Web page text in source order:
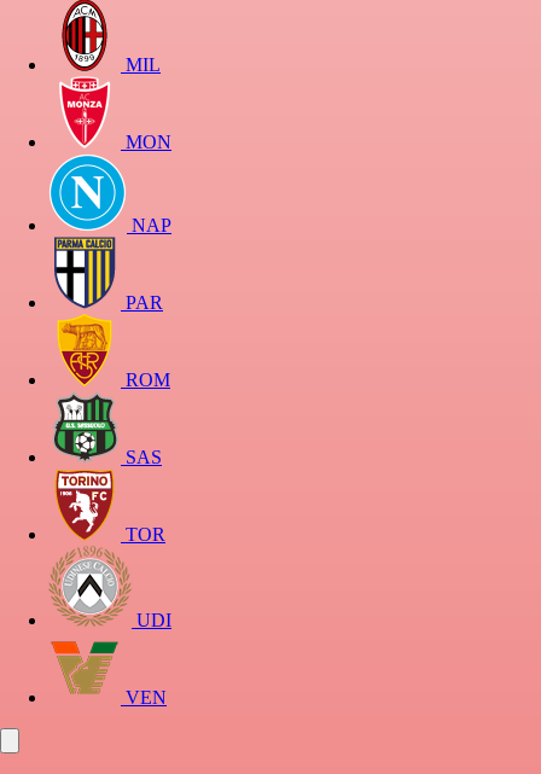
MIL
MON
NAP
PAR
ROM
SAS
TOR
UDI
VEN